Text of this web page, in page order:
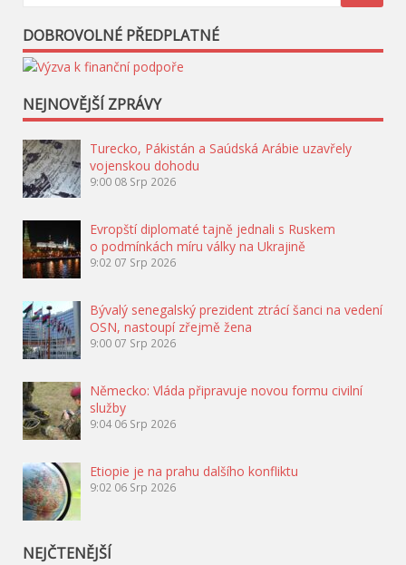
DOBROVOLNÉ PŘEDPLATNÉ
NEJNOVĚJŠÍ ZPRÁVY
Turecko, Pákistán a Saúdská Arábie uzavřely
vojenskou dohodu
9:00 08 Srp 2026
Evropští diplomaté tajně jednali s Ruskem
o podmínkách míru války na Ukrajině
9:02 07 Srp 2026
Bývalý senegalský prezident ztrácí šanci na vedení
OSN, nastoupí zřejmě žena
9:00 07 Srp 2026
Německo: Vláda připravuje novou formu civilní
služby
9:04 06 Srp 2026
Etiopie je na prahu dalšího konfliktu
9:02 06 Srp 2026
NEJČTENĚJŠÍ